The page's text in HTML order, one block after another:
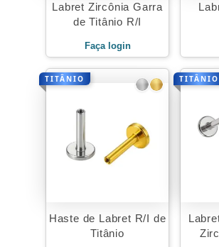
Labret Zircônia Garra
de Titânio R/I
Faça login
TITÂNIO
Haste de Labret R/I de
Titânio
TITÂNIO